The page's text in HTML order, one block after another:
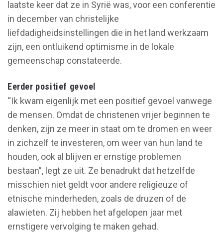
laatste keer dat ze in Syrië was, voor een conferentie
in december van christelijke
liefdadigheidsinstellingen die in het land werkzaam
zijn, een ontluikend optimisme in de lokale
gemeenschap constateerde.
Eerder positief gevoel
“Ik kwam eigenlijk met een positief gevoel vanwege
de mensen. Omdat de christenen vrijer beginnen te
denken, zijn ze meer in staat om te dromen en weer
in zichzelf te investeren, om weer van hun land te
houden, ook al blijven er ernstige problemen
bestaan”, legt ze uit. Ze benadrukt dat hetzelfde
misschien niet geldt voor andere religieuze of
etnische minderheden, zoals de druzen of de
alawieten. Zij hebben het afgelopen jaar met
ernstigere vervolging te maken gehad.